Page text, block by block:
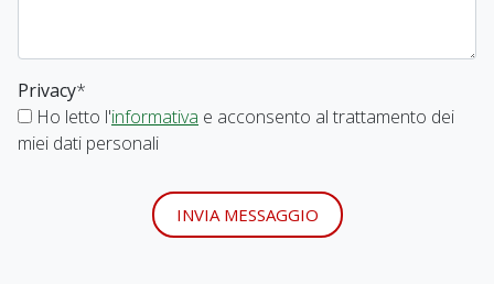
Privacy*
Ho letto l'informativa e acconsento al trattamento dei
miei dati personali
INVIA MESSAGGIO